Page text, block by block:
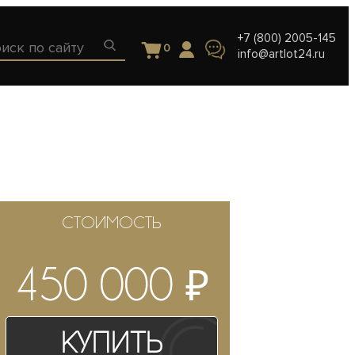
0
+7 (800) 2005-145
info@artlot24.ru
СТОИМОСТЬ
450 000 ₽
Купить